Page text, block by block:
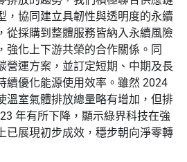
，協同建立具韌性與透明度的永續
從採購到整體服務皆納入永續風險
強化上下游共榮的合作關係。同
營運方案，並訂定短期、中期及長
續優化能源使用效率。雖然 2024
溫室氣體排放總量略有增加，但排
年有所下降，顯示綠界科技在強
已展現初步成效，穩步朝向淨零轉